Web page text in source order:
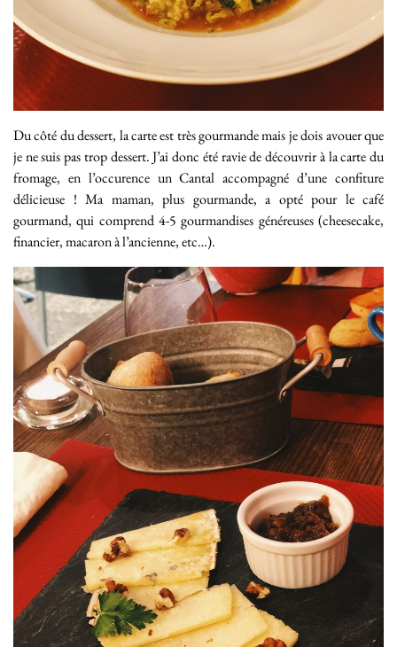
Du côté du dessert, la carte est très gourmande mais je dois avouer que
je ne suis pas trop dessert. J’ai donc été ravie de découvrir à la carte du
fromage, en l’occurence un Cantal accompagné d’une confiture
délicieuse ! Ma maman, plus gourmande, a opté pour le café
gourmand, qui comprend 4-5 gourmandises généreuses (cheesecake,
financier, macaron à l’ancienne, etc…).